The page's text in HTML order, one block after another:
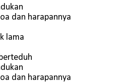
dan harapannya
lama
dan harapannya